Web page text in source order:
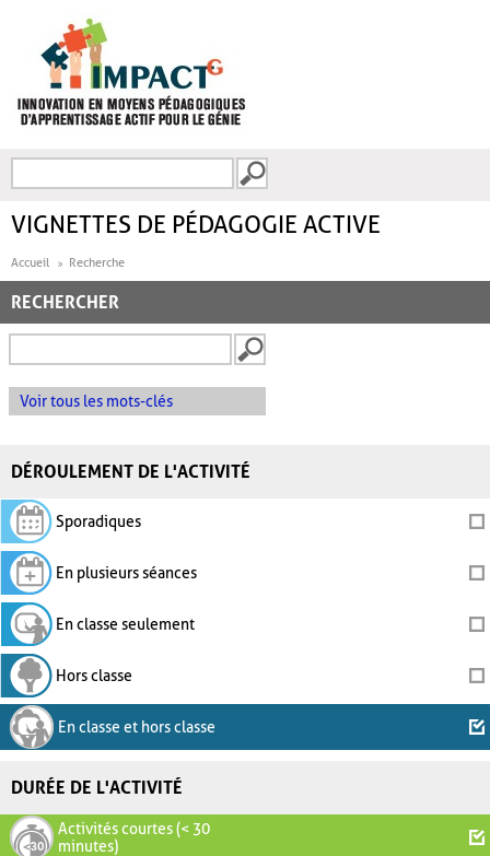
FORMULAIRE DE
VIGNETTES DE PÉDAGOGIE ACTIVE
Accueil Recherche
RECHERCHER
Voir tous les mots-clés
DÉROULEMENT DE L'ACTIVITÉ
Sporadiques
En plusieurs séances
En classe seulement
Hors classe
En classe et hors classe
DURÉE DE L'ACTIVITÉ
Activités courtes (< 30
minutes)